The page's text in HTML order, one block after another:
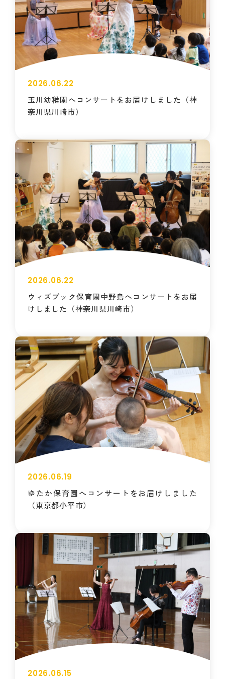
2026.06.22
玉川幼稚園へコンサートをお届けしました（神
奈川県川崎市）
2026.06.22
ウィズブック保育園中野島へコンサートをお届
けしました（神奈川県川崎市）
2026.06.19
ゆたか保育園へコンサートをお届けしました
（東京都小平市）
2026.06.15